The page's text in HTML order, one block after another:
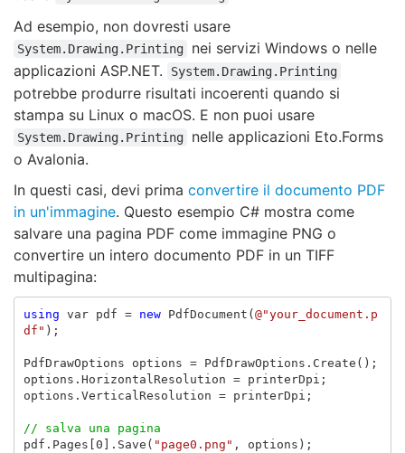
Ad esempio, non dovresti usare
System.Drawing.Printing
nei servizi Windows o nelle
applicazioni ASP.NET.
System.Drawing.Printing
potrebbe produrre risultati incoerenti quando si
stampa su Linux o macOS. E non puoi usare
System.Drawing.Printing
nelle applicazioni Eto.Forms
o Avalonia.
In questi casi, devi prima convertire il documento PDF
in un'immagine. Questo esempio C# mostra come
salvare una pagina PDF come immagine PNG o
convertire un intero documento PDF in un TIFF
multipagina:
using var pdf = new PdfDocument ( @"your_document.p
df" );
PdfDrawOptions options = PdfDrawOptions . Create ();
options . HorizontalResolution = printerDpi ;
options . VerticalResolution = printerDpi ;
// salva una pagina
pdf . Pages 0 ]. Save ( "page0.png" , options );